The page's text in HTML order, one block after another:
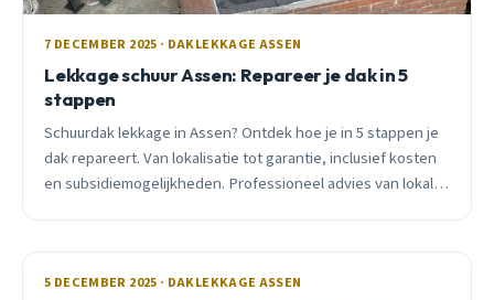
7 DECEMBER 2025 · DAKLEKKAGE ASSEN
Lekkage schuur Assen: Repareer je dak in 5
stappen
Schuurdak lekkage in Assen? Ontdek hoe je in 5 stappen je
dak repareert. Van lokalisatie tot garantie, inclusief kosten
en subsidiemogelijkheden. Professioneel advies van lokale
5 DECEMBER 2025 · DAKLEKKAGE ASSEN